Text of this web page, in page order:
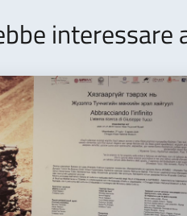
interessare